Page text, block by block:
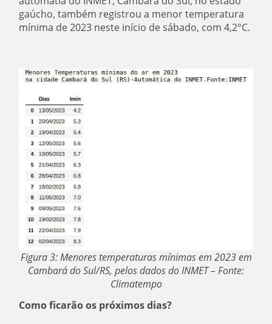
gaúcho, também registrou a menor temperatura
mínima de 2023 neste início de sábado, com 4,2°C.
Figura 3: Menores temperaturas mínimas em 2023 em
Cambará do Sul/RS, pelos dados do INMET – Fonte:
Climatempo
Como ficarão os próximos dias?